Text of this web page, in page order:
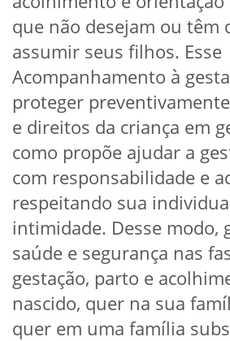
que não desejam ou têm
assumir seus filhos. Esse
Acompanhamento à
proteger
e direitos da criança em
como propõe ajudar a
com responsabilidade e
respeitando sua
intimidade. Desse modo,
saúde e segurança nas
gestação, parto e
nascido, quer na sua
quer em uma família